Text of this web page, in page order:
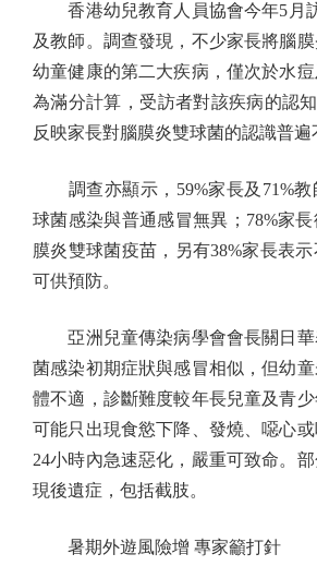
香港幼兒教育人員協會今年5月
及教師。調查發現，不少家長將腦
幼童健康的第二大疾病，僅次於水
為滿分計算，受訪者對該疾病的認知
反映家長對腦膜炎雙球菌的認識普遍
調查亦顯示，59%家長及71%教
球菌感染與普通感冒無異；78%家
膜炎雙球菌疫苗，另有38%家長表
可供預防。
亞洲兒童傳染病學會會長關日華
菌感染初期症狀與感冒相似，但幼
體不適，診斷難度較年長兒童及青
可能只出現食慾下降、發燒、噁心
24小時內急速惡化，嚴重可致命。
現後遺症，包括截肢。
暑期外遊風險增 專家籲打針